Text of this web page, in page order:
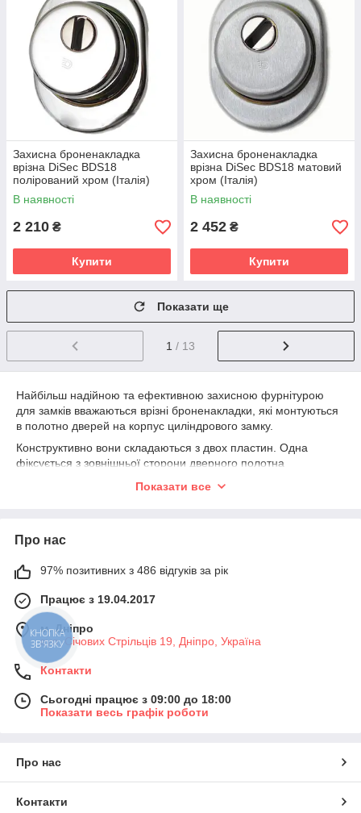
Захисна броненакладка
врізна DiSec ВDS18
полірований хром (Італія)
В наявності
2 210 ₴
Купити
Захисна броненакладка
врізна DiSec ВDS18 матовий
хром (Італія)
В наявності
2 452 ₴
Купити
Показати ще
1 / 13
Найбільш надійною та ефективною захисною фурнітурою
для замків вважаються врізні броненакладки, які монтуються
в полотно дверей на корпус циліндрового замку.
Конструктивно вони складаються з двох пластин. Одна
фіксується з зовнішньої сторони дверного полотна
внутрішньої сторони. Дві бронепластини стягуються між
Інтернет-магазин
пропонує купити
врізні
броненакладки у
Київі або іншому
місті України з
доставкою з
Дніпра. У нашому
каталозі
представлено
більше п'ятисот
числі – популярних
виробників замкових механізмів як DISEC, CISA, Azzi Fausto
Показати все
Про нас
97% позитивних з 486 відгуків за рік
Працює з 19.04.2017
м. Дніпро
вул. Січових Стрільців 19, Дніпро, Україна
Контакти
Сьогодні працює з 09:00 до 18:00
Показати весь графік роботи
Про нас
Контакти
КНОПКА
ЗВ'ЯЗКУ